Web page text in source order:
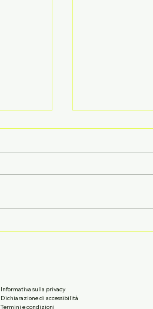
Informativa sulla privacy
Dichiarazione di accessibilità
Termini e condizioni